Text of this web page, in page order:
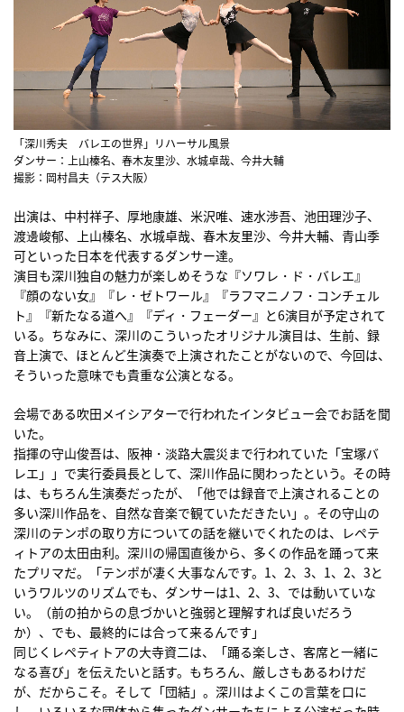
「深川秀夫 バレエの世界」リハーサル風景
ダンサー：上山榛名、春木友里沙、水城卓哉、今井大輔
撮影：岡村昌夫（テス大阪）
出演は、中村祥子、厚地康雄、米沢唯、速水渉吾、池田理沙子、
渡邊峻郁、上山榛名、水城卓哉、春木友里沙、今井大輔、青山季
可といった日本を代表するダンサー達。
演目も深川独自の魅力が楽しめそうな『ソワレ・ド・バレエ』
『顔のない女』『レ・ゼトワール』『ラフマニノフ・コンチェル
ト』『新たなる道へ』『ディ・フェーダー』と6演目が予定されて
いる。ちなみに、深川のこういったオリジナル演目は、生前、録
音上演で、ほとんど生演奏で上演されたことがないので、今回は、
そういった意味でも貴重な公演となる。
会場である吹田メイシアターで行われたインタビュー会でお話を聞
いた。
指揮の守山俊吾は、阪神・淡路大震災まで行われていた「宝塚バ
レエ」」で実行委員長として、深川作品に関わったという。その時
は、もちろん生演奏だったが、「他では録音で上演されることの
多い深川作品を、自然な音楽で観ていただきたい」。その守山の
深川のテンポの取り方についての話を継いでくれたのは、レペテ
ィトアの太田由利。深川の帰国直後から、多くの作品を踊って来
たプリマだ。「テンポが凄く大事なんです。1、2、3、1、2、3と
いうワルツのリズムでも、ダンサーは1、2、3、では動いていな
い。（前の拍からの息づかいと強弱と理解すれば良いだろう
か）、でも、最終的には合って来るんです」
同じくレペティトアの大寺資二は、「踊る楽しさ、客席と一緒に
なる喜び」を伝えたいと話す。もちろん、厳しさもあるわけだ
が、だからこそ。そして「団結」。深川はよくこの言葉を口に